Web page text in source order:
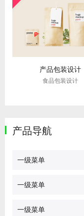
产品包装设计
食品包装设计
产品导航
一级菜单
一级菜单
一级菜单